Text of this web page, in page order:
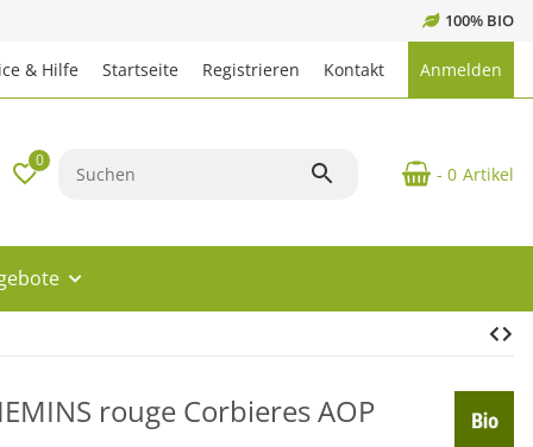
100% BIO
& Hilfe Startseite Registrieren Kontakt Anmelden
0
- 0 Artikel
rouge Corbieres AOP